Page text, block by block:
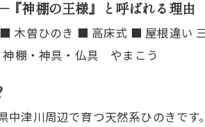
神棚の王様』と呼ばれる理由
中津川周辺で育つ天然系ひのきです。